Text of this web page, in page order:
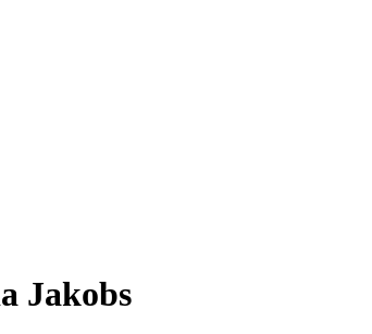
Jakobs